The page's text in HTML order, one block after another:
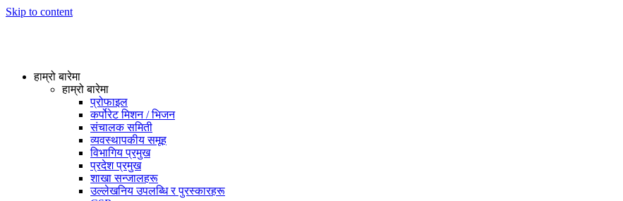
Skip to content
हाम्रो बारेमा
हाम्रो बारेमा
प्रोफाइल
कर्पोरेट मिशन / भिजन
संचालक समिती
व्यवस्थापकीय समूह
विभागिय प्रमुख
प्रदेश प्रमुख
शाखा सन्जालहरू
उल्लेखनिय उपलब्धि र पुरस्कारहरू